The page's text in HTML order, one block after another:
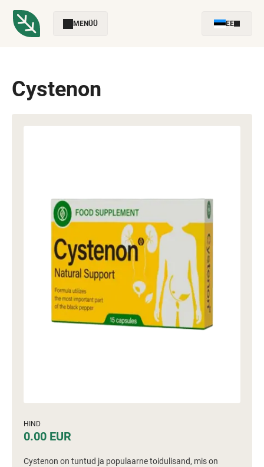
MENÜÜ EE
Cystenon
HIND
0.00 EUR
Cystenon on tuntud ja populaarne toidulisand, mis on